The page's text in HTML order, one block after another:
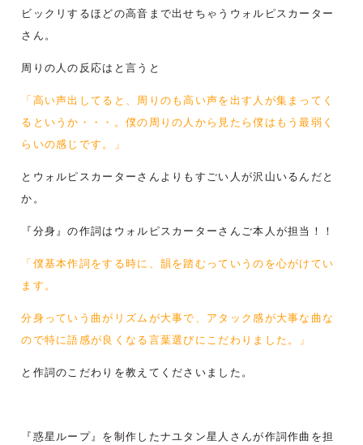
ビックリするほどの高音まで出せちゃうウォルピスカーター
さん。
周りの人の反応はと言うと
「高い声出してると、周りのも高い声を出す人が集まってく
るというか・・・。僕の周りの人から見たら僕はもう最弱く
らいの感じです。」
とウォルピスカーターさんよりもすごい人が沢山いるんだと
か。
『分身』の作詞はウォルピスカーターさんご本人が担当！！
「僕基本作詞をする時に、韻を踏むっていうのを心がけてい
ます。
分身っていう曲がリズムが大事で、アタック感が大事な曲な
ので特に語感が良くなる言葉選びにこだわりました。」
と作詞のこだわりを教えてくださいました。
『惑星ループ』を制作したナユタン星人さんが作詞作曲を担